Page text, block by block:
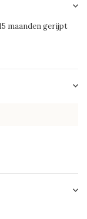
maanden gerijpt